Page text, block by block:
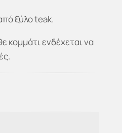
ξύλο teak.
κομμάτι ενδέχεται να